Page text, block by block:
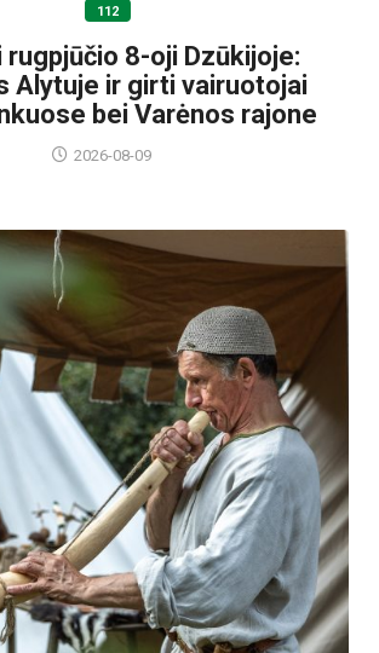
112
rugpjūčio 8-oji Dzūkijoje:
Alytuje ir girti vairuotojai
bei Varėnos rajone
2026-08-09